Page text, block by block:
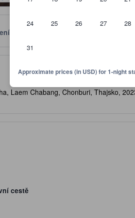
24 25 26 27 28
31
Approximate prices (in USD) for 1-night
Laem Chabang, Chonburi, Thajsko,
cestě